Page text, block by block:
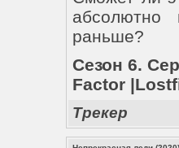
раньше?
Сезон 6.
Factor
Трекер